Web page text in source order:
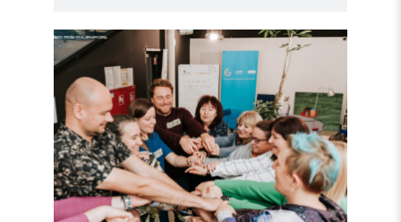
Read
article
"Helsingforskomiteen
med
nytt
oppdrag
for
EØS-
midlene
–
Styrker
europeisk